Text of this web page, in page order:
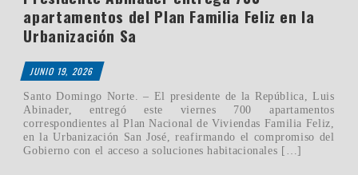
apartamentos del Plan Familia Feliz en la
Urbanización Sa
JUNIO 19, 2026
Santo Domingo Norte. – El presidente de la República, Luis
Abinader, entregó este viernes 700 apartamentos
correspondientes al Plan Nacional de Viviendas Familia Feliz,
en la Urbanización San José, reafirmando el compromiso del
Gobierno con el acceso a soluciones habitacionales […]